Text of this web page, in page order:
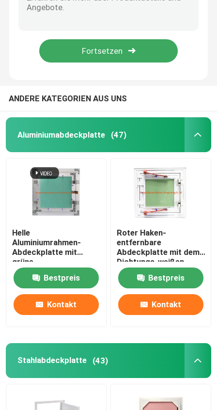
Stahlluke
Metal Stanzteile
Stahlwanne
Stahldraht
Bauteile
elektronische Ersatzteile
Metallrahmen-Klammern
ANDERE KATEGORIEN AUS UNS
Aluminiumabdeckplatte (47)
Helle
Aluminiumrahmen-
Abdeckplatte mit
grüne
Fasergipsplatten-
niedrige Höhen-
speziellem Stoß-
Verschluss
Bestpreis
Kontakt
Roter Haken-
entfernbare
Abdeckplatte mit dem
Dichtungs-weißen
Pulver beschichtet
Bestpreis
Kontakt
Stahlabdeckplatte (43)